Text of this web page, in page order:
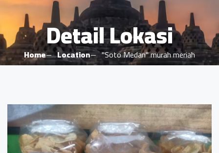
Detail Lokasi
Home Location "Soto Medan" murah meriah